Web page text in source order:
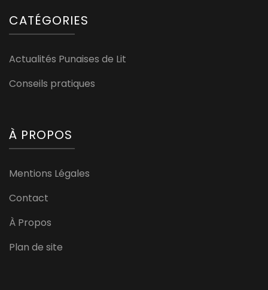
CATÉGORIES
Actualités Punaises de Lit
Conseils pratiques
À PROPOS
Mentions Légales
Contact
À Propos
Plan de site